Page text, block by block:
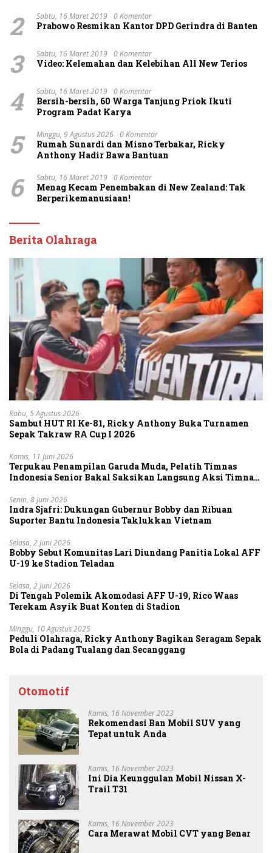
2 Sabtu, 16 Maret 2019 0 Komentar
Prabowo Resmikan Kantor DPD Gerindra di Banten
3 Sabtu, 16 Maret 2019 0 Komentar
Video: Kelemahan dan Kelebihan All New Terios
4 Sabtu, 16 Maret 2019 0 Komentar
Bersih-bersih, 60 Warga Tanjung Priok Ikuti
Program Padat Karya
5 Minggu, 9 Agustus 2026 0 Komentar
Rumah Sunardi dan Misno Terbakar, Ricky
Anthony Hadir Bawa Bantuan
6 Sabtu, 16 Maret 2019 0 Komentar
Menag Kecam Penembakan di New Zealand: Tak
Berperikemanusiaan!
Berita Olahraga
Rabu, 5 Agustus 2026
Sambut HUT RI Ke-81, Ricky Anthony Buka Turnamen
Sepak Takraw RA Cup I 2026
Kamis, 11 Juni 2026
Terpukau Penampilan Garuda Muda, Pelatih Timnas
Indonesia Senior Bakal Saksikan Langsung Aksi Timnas
Senin, 8 Juni 2026
Indra Sjafri: Dukungan Gubernur Bobby dan Ribuan
Suporter Bantu Indonesia Taklukkan Vietnam
Selasa, 2 Juni 2026
Bobby Sebut Komunitas Lari Diundang Panitia Lokal AFF
U-19 ke Stadion Teladan
Selasa, 2 Juni 2026
Di Tengah Polemik Akomodasi AFF U-19, Rico Waas
Terekam Asyik Buat Konten di Stadion
Minggu, 10 Agustus 2025
Peduli Olahraga, Ricky Anthony Bagikan Seragam Sepak
Bola di Padang Tualang dan Secanggang
Otomotif
Kamis, 16 November 2023
Rekomendasi Ban Mobil SUV yang
Tepat untuk Anda
Kamis, 16 November 2023
Ini Dia Keunggulan Mobil Nissan X-
Trail T31
Kamis, 16 November 2023
Cara Merawat Mobil CVT yang Benar